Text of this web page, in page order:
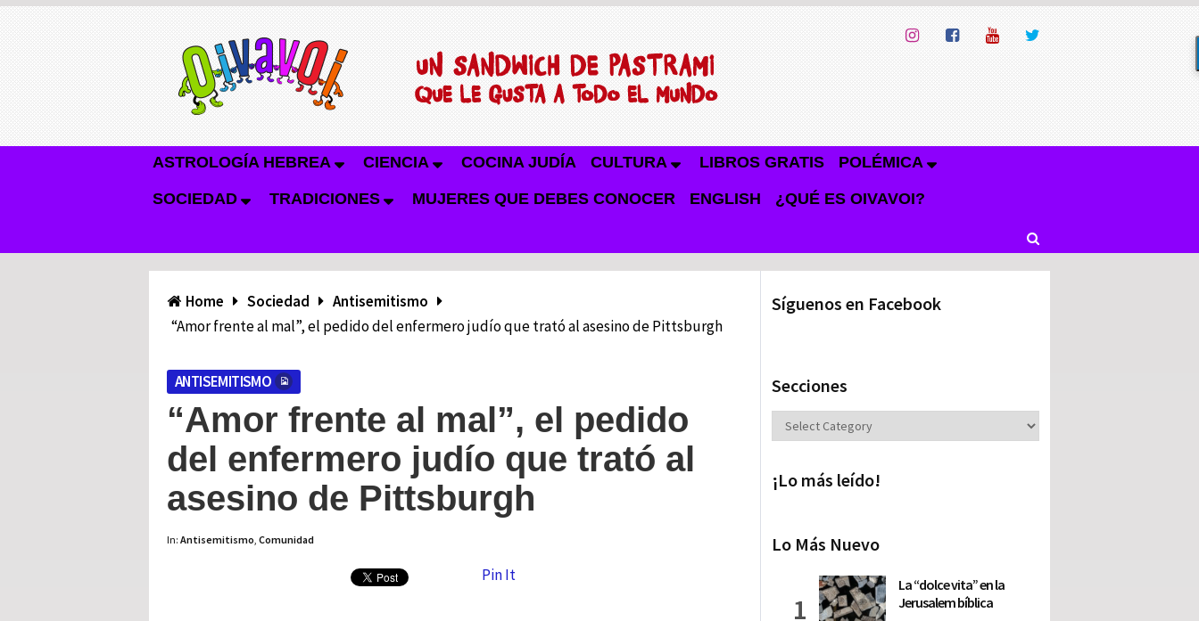
ASTROLOGÍA HEBREA CIENCIA COCINA JUDÍA CULTURA LIBROS GRATIS POLÉMICA
SOCIEDAD TRADICIONES MUJERES QUE DEBES CONOCER ENGLISH ¿QUÉ ES OIVAVOI?
Home Sociedad
Antisemitismo
“Amor frente al mal”, el pedido del enfermero judío que trató al asesino de Pittsburgh
ANTISEMITISMO
“Amor frente al mal”, el pedido
del enfermero judío que trató al
asesino de Pittsburgh
In: Antisemitismo, Comunidad
Pin It
Síguenos en Facebook
Secciones
Secciones
¡Lo más leído!
Lo Más Nuevo
La “dolce vita” en la
Jerusalem bíblica